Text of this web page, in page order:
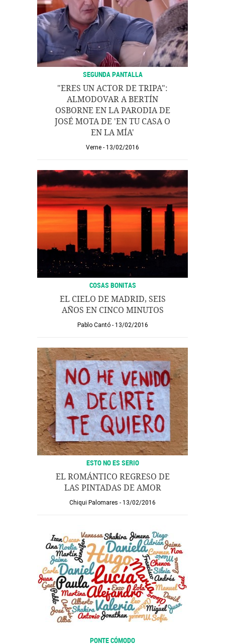
SEGUNDA PANTALLA
"ERES UN ACTOR DE TRIPA":
ALMODOVAR A BERTÍN
OSBORNE EN LA PARODIA DE
JOSÉ MOTA DE 'EN TU CASA O
EN LA MÍA'
Verne 13/02/2016
COSAS BONITAS
EL CIELO DE MADRID, SEIS
AÑOS EN CINCO MINUTOS
Pablo Cantó 13/02/2016
ESTO NO ES SERIO
EL ROMÁNTICO REGRESO DE
LAS PINTADAS DE AMOR
Chiqui Palomares 13/02/2016
PONTE CÓMODO